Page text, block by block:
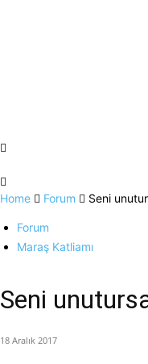
Home Forum Seni
Forum
Maraş Katliamı
Seni
18 Aralık 2017